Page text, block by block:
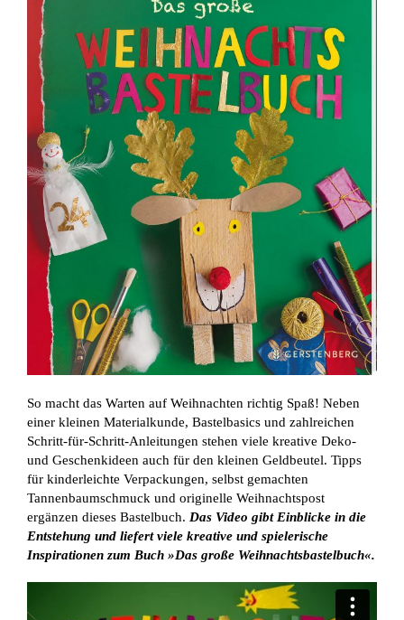
So macht das Warten auf Weihnachten richtig Spaß! Neben
einer kleinen Materialkunde, Bastelbasics und zahlreichen
Schritt-für-Schritt-Anleitungen stehen viele kreative Deko-
und Geschenkideen auch für den kleinen Geldbeutel. Tipps
für kinderleichte Verpackungen, selbst gemachten
Tannenbaumschmuck und originelle Weihnachtspost
ergänzen dieses Bastelbuch. Das Video gibt Einblicke in die
Entstehung und liefert viele kreative und spielerische
Inspirationen zum Buch »Das große Weihnachtsbastelbuch«.